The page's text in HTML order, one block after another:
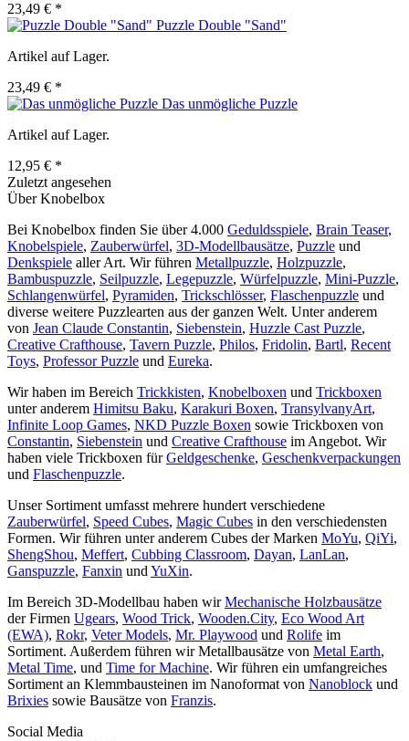
23,49 € *
Puzzle Double "Sand"
Artikel auf Lager.
23,49 € *
Das unmögliche Puzzle
Artikel auf Lager.
12,95 € *
Zuletzt angesehen
Über Knobelbox
Bei Knobelbox finden Sie über 4.000 Geduldsspiele, Brain Teaser,
Knobelspiele, Zauberwürfel, 3D-Modellbausätze, Puzzle und
Denkspiele aller Art. Wir führen Metallpuzzle, Holzpuzzle,
Bambuspuzzle, Seilpuzzle, Legepuzzle, Würfelpuzzle, Mini-Puzzle,
Schlangenwürfel, Pyramiden, Trickschlösser, Flaschenpuzzle und
diverse weitere Puzzlearten aus der ganzen Welt. Unter anderem
von Jean Claude Constantin, Siebenstein, Huzzle Cast Puzzle,
Creative Crafthouse, Tavern Puzzle, Philos, Fridolin, Bartl, Recent
Toys, Professor Puzzle und Eureka.
Wir haben im Bereich Trickkisten, Knobelboxen und Trickboxen
unter anderem Himitsu Baku, Karakuri Boxen, TransylvanyArt,
Infinite Loop Games, NKD Puzzle Boxen sowie Trickboxen von
Constantin, Siebenstein und Creative Crafthouse im Angebot. Wir
haben viele Trickboxen fürGeldgeschenke, Geschenkverpackungen
und Flaschenpuzzle.
Unser Sortiment umfasst mehrere hundert verschiedene
Zauberwürfel, Speed Cubes, Magic Cubes in den verschiedensten
Formen. Wir führen unter anderem Cubes der Marken MoYu, QiYi,
ShengShou, Meffert, Cubbing Classroom, Dayan, LanLan,
Ganspuzzle, Fanxin und YuXin.
Im Bereich 3D-Modellbau haben wirMechanische Holzbausätze
der Firmen Ugears, Wood Trick, Wooden.City, Eco Wood Art
(EWA), Rokr, Veter Models, Mr. Playwood und Rolife im
Sortiment. Außerdem führen wir Metallbausätze von Metal Earth,
Metal Time, und Time for Machine. Wir führen ein umfangreiches
Sortiment an Klemmbausteinen im Nanoformat von Nanoblock und
Brixies sowie Bausätze von Franzis.
Social Media